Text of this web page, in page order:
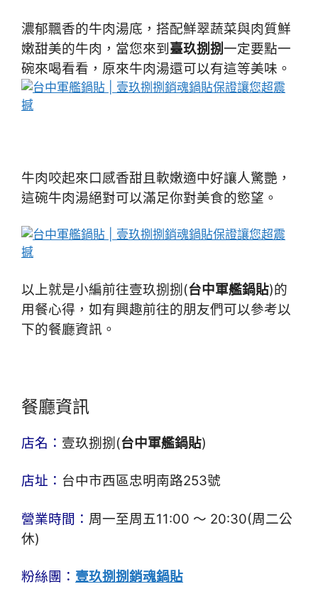
濃郁飄香的牛肉湯底，搭配鮮翠蔬菜與肉質鮮
嫩甜美的牛肉，當您來到 臺玖捌捌一定要點一
碗來喝看看，原來牛肉湯還可以有這等美味。
牛肉咬起來口感香甜且軟嫩適中好讓人驚艷，
這碗牛肉湯絕對可以滿足你對美食的慾望。
以上就是小編前往壹玖捌捌(台中軍艦鍋貼)的
用餐心得，如有興趣前往的朋友們可以參考以
下的餐廳資訊。
餐廳資訊
店名： 壹玖捌捌(台中軍艦鍋貼)
店址： 台中市西區忠明南路253號
營業時間： 周一至周五11:00 ～ 20:30(周二公
休)
粉絲團： 壹玖捌捌銷魂鍋貼